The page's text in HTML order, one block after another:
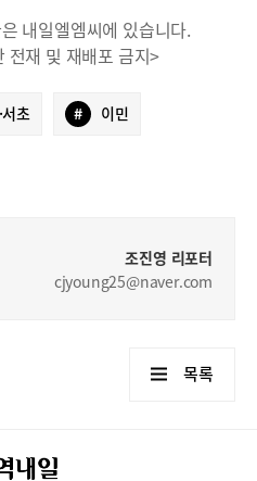
내일엘엠씨에 있습니다.
재 및 재배포 금지>
서초 # 이민
조진영 리포터
cjyoung25@naver.com
목록